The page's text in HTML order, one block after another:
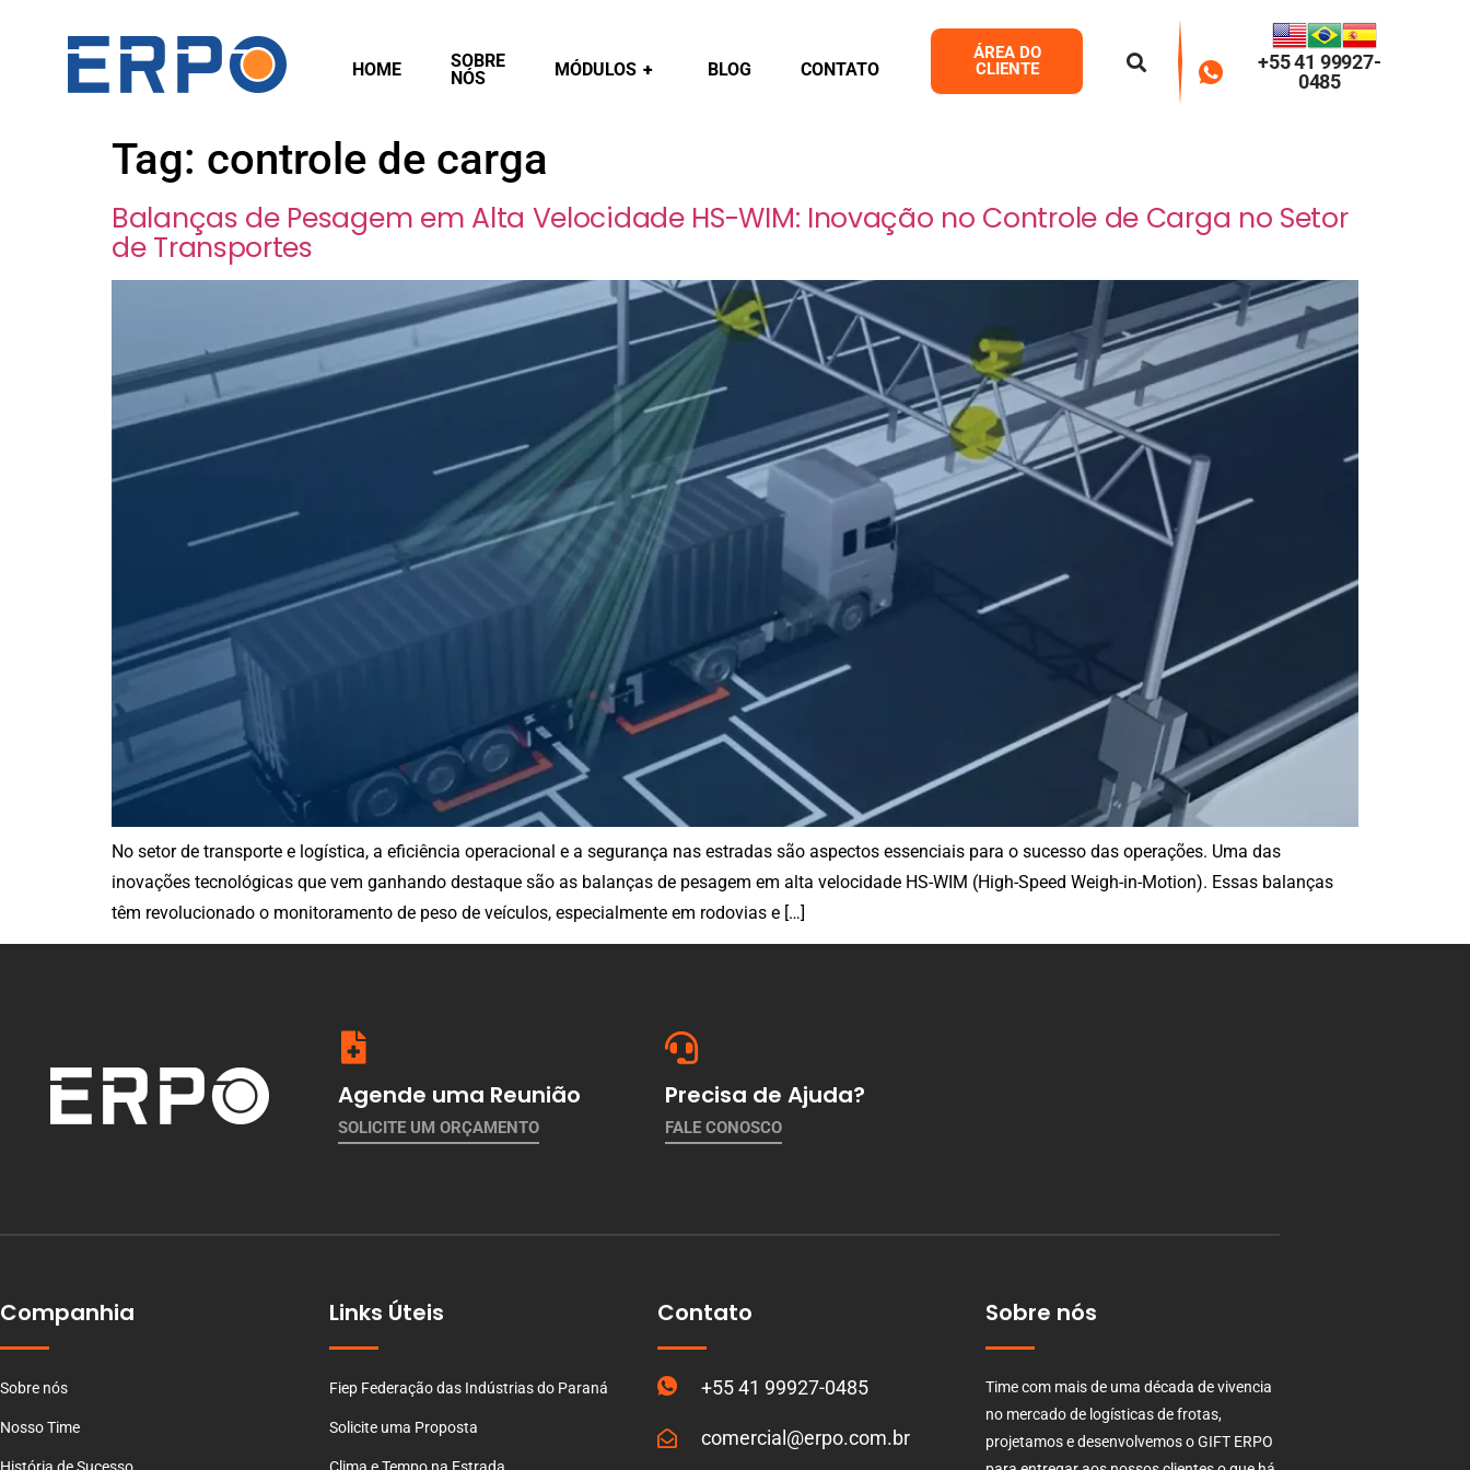
HOME
SOBRE
NÓS
MÓDULOS + BLOG CONTATO
ÁREA DO
CLIENTE
+55 41 99927-
0485
Tag: controle de carga
Balanças de Pesagem em Alta Velocidade HS-WIM: Inovação no Controle de Carga no Setor
de Transportes
No setor de transporte e logística, a eficiência operacional e a segurança nas estradas são aspectos essenciais para o sucesso das operações. Uma das
inovações tecnológicas que vem ganhando destaque são as balanças de pesagem em alta velocidade HS-WIM (High-Speed Weigh-in-Motion). Essas balanças
têm revolucionado o monitoramento de peso de veículos, especialmente em rodovias e […]
Agende uma Reunião
SOLICITE UM ORÇAMENTO
Precisa de Ajuda?
FALE CONOSCO
Companhia
Sobre nós
Nosso Time
Links Úteis
Fiep Federação das Indústrias do Paraná
Solicite uma Proposta
Contato
+55 41 99927-0485
comercial@erpo.com.br
Sobre nós
Time com mais de uma década de vivencia
no mercado de logísticas de frotas,
projetamos e desenvolvemos o GIFT ERPO